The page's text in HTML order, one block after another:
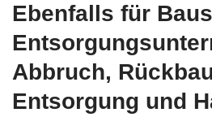
Ebenfalls für
Abbruch,
Entsorgung und